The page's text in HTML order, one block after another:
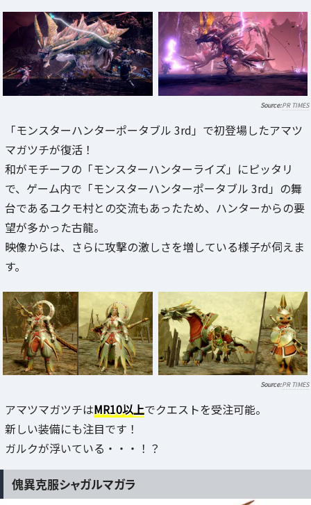
PR TIMES
「モンスターハンターポータブル 3rd」で初登場したアマツ
マガツチが復活！
和がモチーフの「モンスターハンターライズ」にピッタリ
で、ゲーム内で「モンスターハンターポータブル 3rd」の舞
台であるユクモ村との交流もあったため、ハンターからの要
望が多かった古龍。
映像からは、さらに攻撃の激しさを増している様子が伺えま
す。
PR TIMES
アマツマガツチはMR10以上でクエストを受注可能。
新しい装備にも注目です！
ガルクが浮いている・・・！？
傀異克服シャガルマガラ